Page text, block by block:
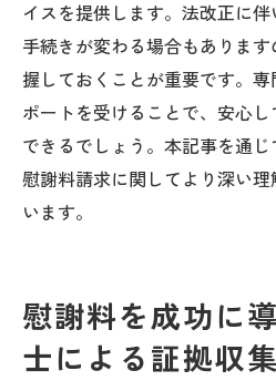
慰謝料請求の成功事例に
探る
慰謝料請求成功事例
成功事例から見える
決策
弁護士が果たす役割
慰謝料請求の成功事
性
弁護士による慰謝料
イスを提供します。法改正に
手続きが変わる場合もありま
握しておくことが重要です。
ポートを受けることで、安心
できるでしょう。本記事を通
慰謝料請求に関してより深い
います。
慰謝料を成功に
士による証拠収